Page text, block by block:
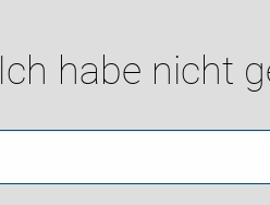
Ich habe nicht